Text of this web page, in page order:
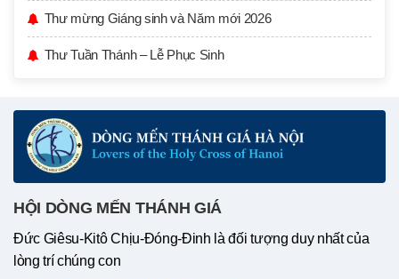
Thư mừng Giáng sinh và Năm mới 2026
Thư Tuần Thánh – Lễ Phục Sinh
HỘI DÒNG MẾN THÁNH GIÁ
Đức Giêsu-Kitô Chịu-Đóng-Đinh là đối tượng duy nhất của
lòng trí chúng con